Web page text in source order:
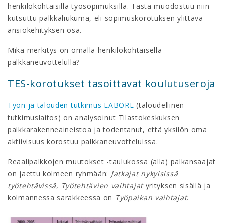
henkilökohtaisilla työsopimuksilla. Tästä muodostuu niin
kutsuttu palkkaliukuma, eli sopimuskorotuksen ylittävä
ansiokehityksen osa.
Mikä merkitys on omalla henkilökohtaisella
palkkaneuvottelulla?
TES-korotukset tasoittavat koulutuseroja
Työn ja talouden tutkimus LABORE (taloudellinen
tutkimuslaitos) on analysoinut Tilastokeskuksen
palkkarakenneaineistoa ja todentanut, että yksilön oma
aktiivisuus korostuu palkkaneuvotteluissa.
Reaalipalkkojen muutokset -taulukossa (alla) palkansaajat
on jaettu kolmeen ryhmään: Jatkajat nykyisissä
työtehtävissä, Työtehtävien vaihtajatyrityksen sisällä ja
kolmannessa sarakkeessa on Työpaikan vaihtajat.